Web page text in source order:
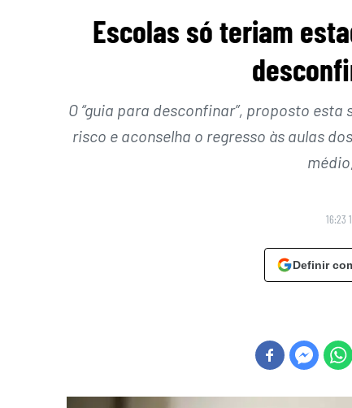
Escolas só teriam
O “guia para desconfinar”, proposto
risco e aconselha o regresso às aulas
16:23
Definir